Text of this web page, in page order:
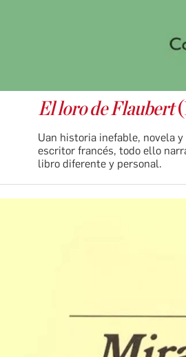
El loro de Flaubert
Uan historia inefable, novela
escritor francés, todo ello
libro diferente y personal.